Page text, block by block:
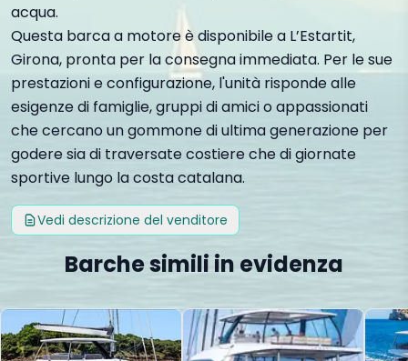
acqua.
Questa barca a motore è disponibile a L’Estartit,
Girona, pronta per la consegna immediata. Per le sue
prestazioni e configurazione, l'unità risponde alle
esigenze di famiglie, gruppi di amici o appassionati
che cercano un gommone di ultima generazione per
godere sia di traversate costiere che di giornate
sportive lungo la costa catalana.
Vedi descrizione del venditore
Barche simili in evidenza